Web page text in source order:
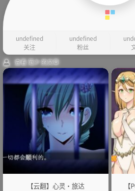
undefined
关注
undefined
粉丝
查看 范少 的文章
【云翻】心灵・旅达